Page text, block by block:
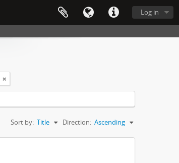
Log in
Sort by: Title Direction: Ascending